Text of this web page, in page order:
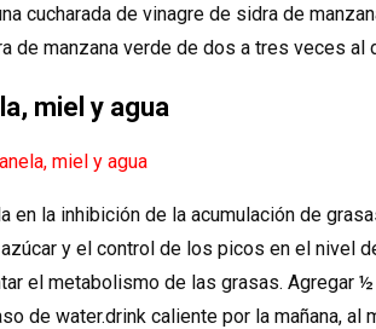
cucharada de vinagre de sidra de
de manzana verde de dos a tres veces al
miel y agua
en la inhibición de la acumulación de
y el control de los picos en el nivel
el metabolismo de las grasas. Agregar
de water.drink caliente por la mañana,